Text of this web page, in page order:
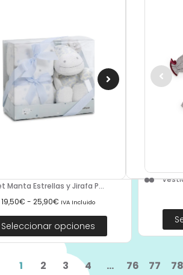
Manta Estrellas y Jirafa P...
19,50€ - 25,90€ IVA Incluido
Seleccionar opciones
1 2 3 4 … 76 77 78